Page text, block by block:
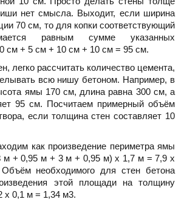
нет смысла. Выходит, если ширина
70 см, то для копки соответствующий
равным сумме указанных
см + 5 см + 10 см + 10 см = 95 см.
легко рассчитать количество цемента,
всю нишу бетоном. Например, в
ямы 170 см, длина равна 300 cм, а
95 см. Посчитаем примерный объём
если толщина стен составляет 10
как произведение периметра ямы
м + 0,95 м + 3 м + 0,95 м) х 1,7 м = 7,9 х
необходимого для стен бетона
этой площади на толщину
х 0,1 м = 1,34 м3.